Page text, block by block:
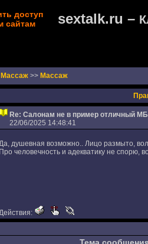
доступ
сайтам
sextalk.ru –
Массаж >> Массаж
Re: Салонам не в пример отличный
22/06/2025 14:48:41
душевная возможно.. Лицо размыто,
Про человечность и адекватику не спорю,